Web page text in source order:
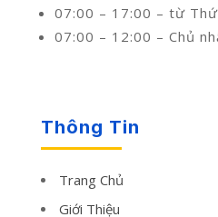
07:00 – 17:00 – từ
07:00 – 12:00 – Chủ
Thông Tin
Trang Chủ
Giới Thiệu